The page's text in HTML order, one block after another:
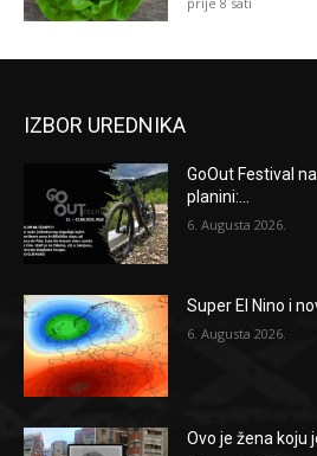
IZBOR UREDNIKA
GoOut Festival
planini:...
6. Augusta 2026.
Super El Nino i
6. Augusta 2026.
Ovo je žena koju